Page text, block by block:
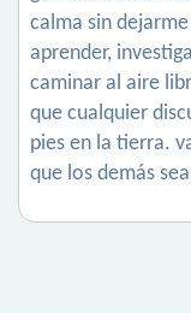
calma sin
aprender,
caminar al aire
que cualquier
pies en la tierra.
que los demás